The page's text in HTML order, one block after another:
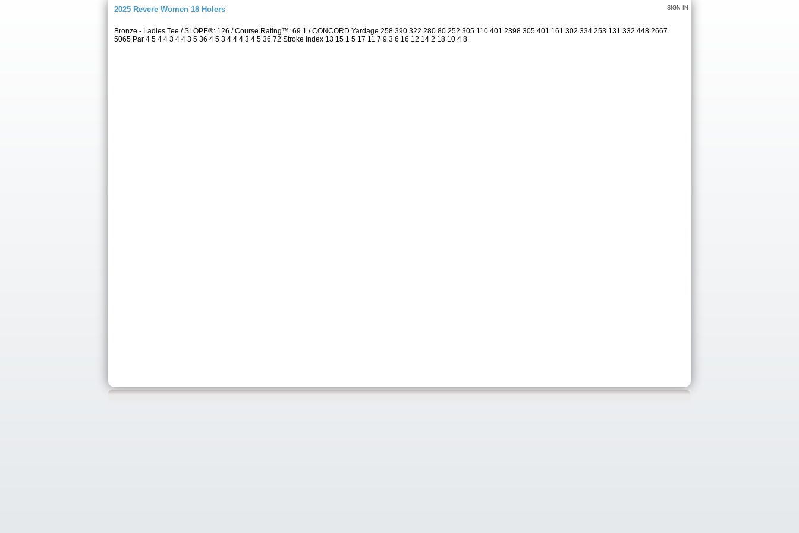
SIGN IN
2025 Revere Women 18 Holers
Bronze - Ladies Tee / SLOPE®: 126 / Course Rating™: 69.1 / CONCORD Yardage 258 390 322 280 80 252 305 110 401 2398 305 401 161 302 334 253 131 332 448 2667
5065 Par 4 5 4 4 3 4 4 3 5 36 4 5 3 4 4 4 3 4 5 36 72 Stroke Index 13 15 1 5 17 11 7 9 3 6 16 12 14 2 18 10 4 8